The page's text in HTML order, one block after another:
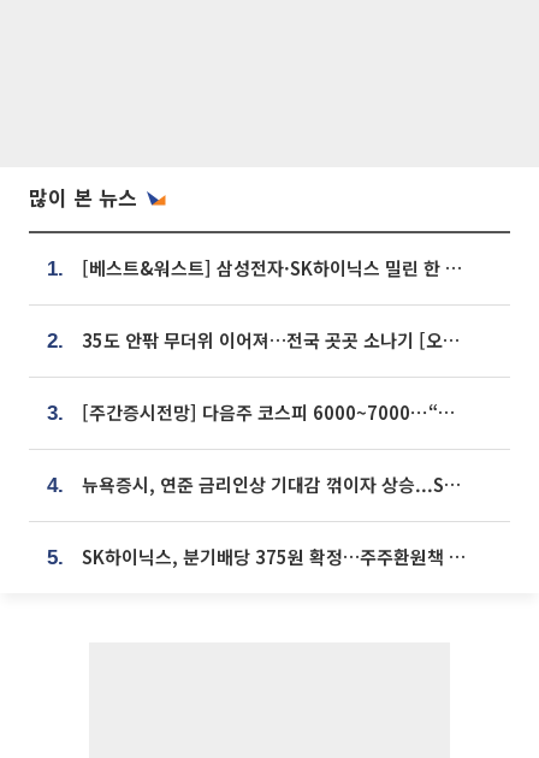
많이 본 뉴스
1. [베스트&워스트] 삼성전자·SK하이닉스 밀린 한 주…상상인증권은 85% 급등
2. 35도 안팎 무더위 이어져…전국 곳곳 소나기 [오늘 날씨]
3. [주간증시전망] 다음주 코스피 6000~7000⋯“外人 수급은 정책이 변수”
4. 뉴욕증시, 연준 금리인상 기대감 꺾이자 상승...S&P500 사상 최고치 [종합]
5. SK하이닉스, 분기배당 375원 확정…주주환원책 9월로 앞당겨 발표